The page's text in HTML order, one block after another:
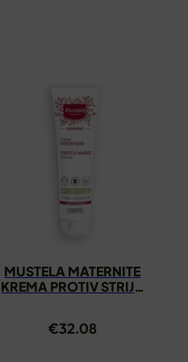
MUSTELA MATERNITE
KREMA PROTIV STRIJA
€32.08